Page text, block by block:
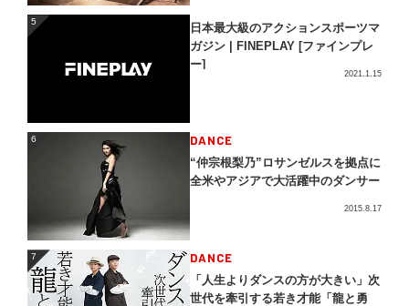
5
日本最大級のアクションスポーツマ
ガジン | FINEPLAY [ファインプレ
ー]
2021.1.15
6 DANCE
“仲宗根梨乃”ロサンゼルスを拠点に
全米やアジアで大活躍中のダンサー
2015.8.17
7 DANCE
「人生よりダンスの方が大きい」次
世代を牽引する若き才能「龍と勇